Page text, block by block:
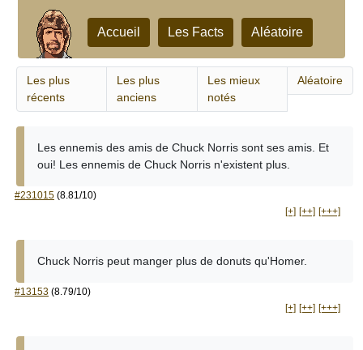
Accueil Les Facts Aléatoire
Les plus
récents
Les plus
anciens
Les mieux
notés
Aléatoire
Les ennemis des amis de Chuck Norris sont ses amis. Et
oui! Les ennemis de Chuck Norris n'existent plus.
#231015 (8.81/10)
[+] [++] [+++]
Chuck Norris peut manger plus de donuts qu'Homer.
#13153 (8.79/10)
[+] [++] [+++]